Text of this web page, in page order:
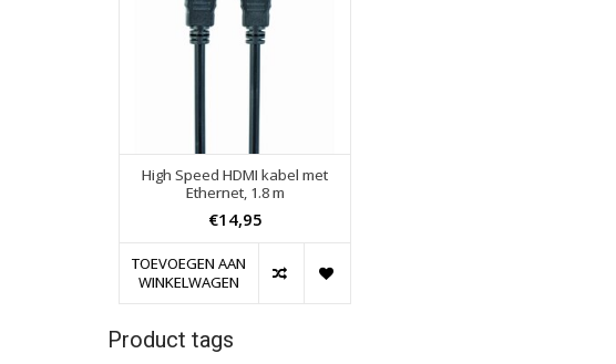
High Speed HDMI kabel met
Ethernet, 1.8 m
€14,95
TOEVOEGEN AAN
WINKELWAGEN
Product tags